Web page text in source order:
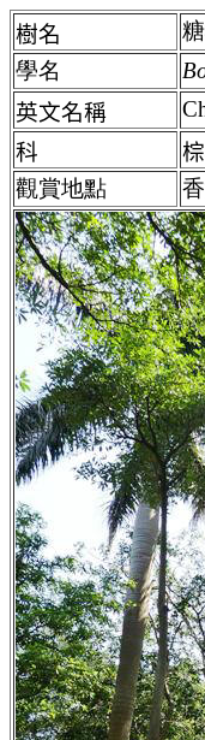
樹名
學名
英文名稱
科
觀賞地點